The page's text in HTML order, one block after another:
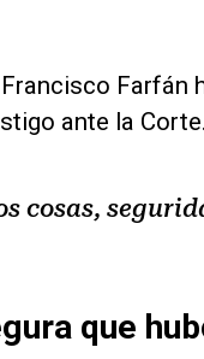
Farfán
ante la Corte.
cosas,
que